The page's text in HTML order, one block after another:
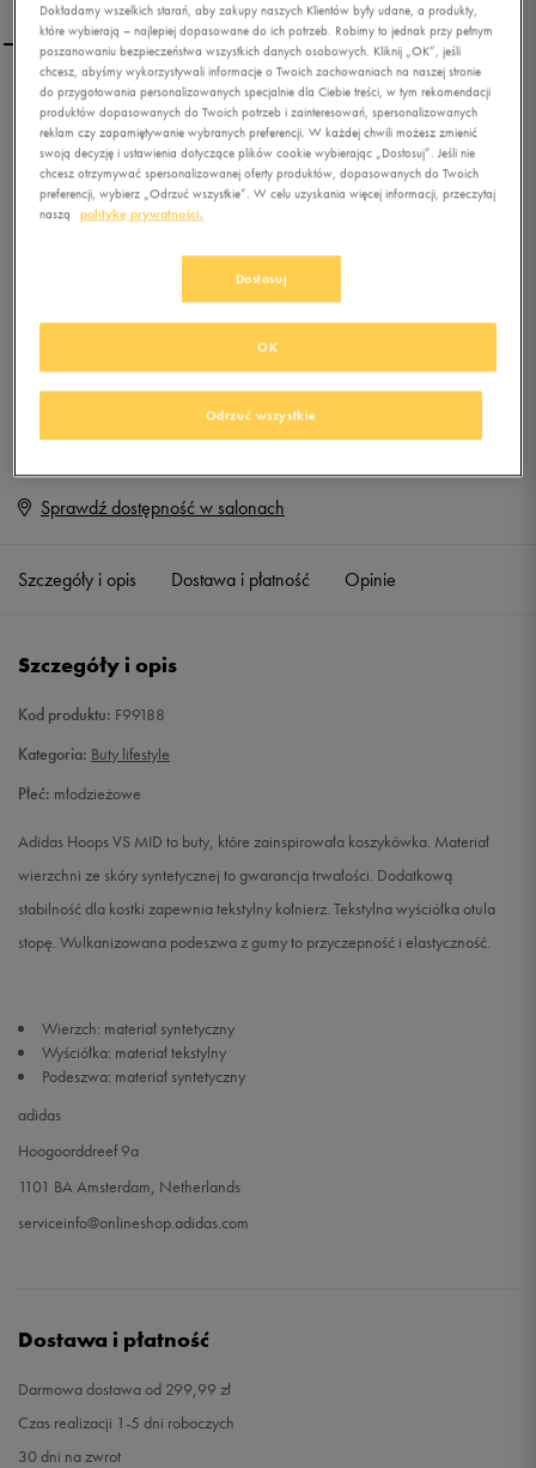
ADIDAS HOOPS MID K
0.0(0)
179,99złz Vat
KLUBIE 50 STYLE
Produkt niedostępny
Jeśli artykuł będzie ponownie dostępny, otrzymasz od nas powiadomienie.
Rozmiary EU
35,5
37 1/3 22,9 cm
38 2/3 23,8 cm Powiadom o dostępności
39 1/3 Powiadom o dostępności
Sprawdź dostępność w salonach
Szczegóły i opis Dostawa i płatność Opinie
Szczegóły i opis
Kod produktu: F99188
Kategoria: Buty lifestyle
Płeć: młodzieżowe
Adidas Hoops VS MID to buty, które zainspirowała koszykówka. Materiał
wierzchni ze skóry syntetycznej to gwarancja trwałości. Dodatkową
stabilność dla kostki zapewnia tekstylny kołnierz. Tekstylna wyściółka otula
stopę. Wulkanizowana podeszwa z gumy to przyczepność i elastyczność.
Wierzch: materiał syntetyczny
Wyściółka: materiał tekstylny
Podeszwa: materiał syntetyczny
adidas
Hoogoorddreef 9a
1101 BA Amsterdam, Netherlands
serviceinfo@onlineshop.adidas.com
Dostawa i płatność
Darmowa dostawa od 299,99 zł
Czas realizacji 1-5 dni roboczych
30 dni na zwrot
Dokładamy wszelkich starań, aby zakupy naszych Klientów były udane, a produkty,
które wybierają – najlepiej dopasowane do ich potrzeb. Robimy to jednak przy pełnym
poszanowaniu bezpieczeństwa wszystkich danych osobowych. Kliknij „OK”, jeśli
chcesz, abyśmy wykorzystywali informacje o Twoich zachowaniach na naszej stronie
do przygotowania personalizowanych specjalnie dla Ciebie treści, w tym rekomendacji
produktów dopasowanych do Twoich potrzeb i zainteresowań, spersonalizowanych
reklam czy zapamiętywanie wybranych preferencji. W każdej chwili możesz zmienić
swoją decyzję i ustawienia dotyczące plików cookie wybierając „Dostosuj”. Jeśli nie
chcesz otrzymywać spersonalizowanej oferty produktów, dopasowanych do Twoich
preferencji, wybierz „Odrzuć wszystkie”. W celu uzyskania więcej informacji, przeczytaj
naszą
politykę prywatności.
Dostosuj
Odrzuć wszystkie
OK